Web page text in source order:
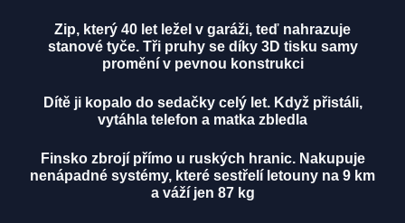
Zip, který 40 let ležel v garáži, teď nahrazuje
stanové tyče. Tři pruhy se díky 3D tisku samy
promění v pevnou konstrukci
Dítě ji kopalo do sedačky celý let. Když přistáli,
vytáhla telefon a matka zbledla
Finsko zbrojí přímo u ruských hranic. Nakupuje
nenápadné systémy, které sestřelí letouny na 9 km
a váží jen 87 kg